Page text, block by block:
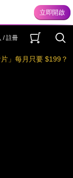
/ 註冊
片」每月只要 $199？